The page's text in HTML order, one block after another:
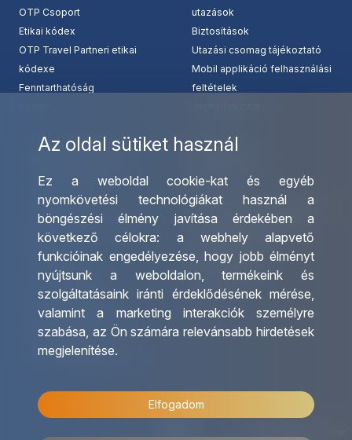
Az oldal sütiket használ
Ez a weboldal cookie-kat és egyéb
nyomkövetési technológiákat használ a
böngészési élmény javítása érdekében a
következő célokra: a webhely alapvető
funkcióinak engedélyezése, hogy jobb élményt
nyújtsunk a weboldalon,termékeink és
szolgáltatásaink iránti érdeklődésének mérése,
valamint a marketing interakciók személyre
szabása, az Ön számára relevánsabb hirdetések
megjelenítése.
Elfogadom
OTP Csoport
Etikai kódex
OTP Travel Partneri etikai
kódexe
Fenntarthatóság
utazások
Biztosítások
Utazási csomag tájékoztató
Mobil applikáció felhasználási
feltételek
Csoportos utazások
szervezése
Egyéni utak szervezése
Hajóutak
Üzleti utaztatás
Nemzetközi tanár és
diákigazolványok
Letölthető katalógusunk
Ajándékutalvány
OTP Travel kedvezmények
Irodáink
Utazásszervező partnereink
Viszonteladó Partnereink
Partnereinknek
Utazási kérdőív
Impresszum